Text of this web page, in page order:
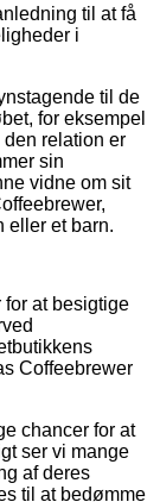
til at få
i
til de
for eksempel
relation er
sin
vidne om sit
eller et barn.
at besigtige
Coffeebrewer
chancer for at
ser vi mange
af deres
til at bedømme